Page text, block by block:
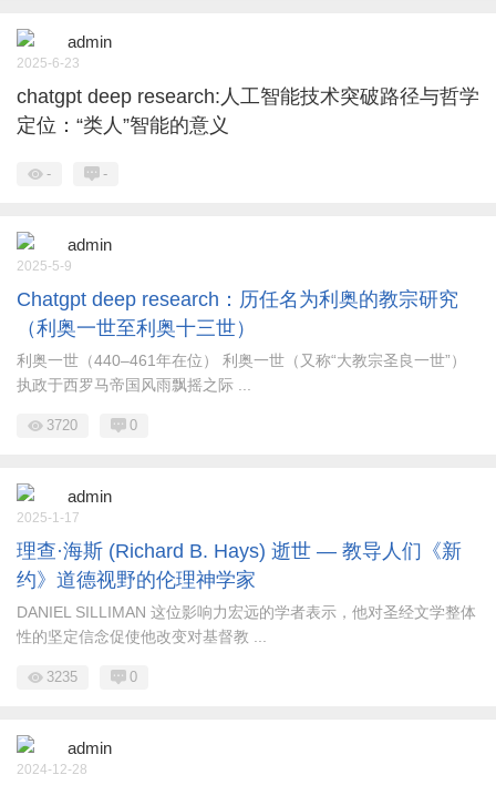
admin
2025-6-23
chatgpt deep research:人工智能技术突破路径与哲学
定位：“类人”智能的意义
- -
admin
2025-5-9
Chatgpt deep research：历任名为利奥的教宗研究
（利奥一世至利奥十三世）
利奥一世（440–461年在位） 利奥一世（又称“大教宗圣良一世”）
执政于西罗马帝国风雨飘摇之际 ...
3720 0
admin
2025-1-17
理查·海斯 (Richard B. Hays) 逝世 — 教导人们《新
约》道德视野的伦理神学家
DANIEL SILLIMAN 这位影响力宏远的学者表示，他对圣经文学整体
性的坚定信念促使他改变对基督教 ...
3235 0
admin
2024-12-28